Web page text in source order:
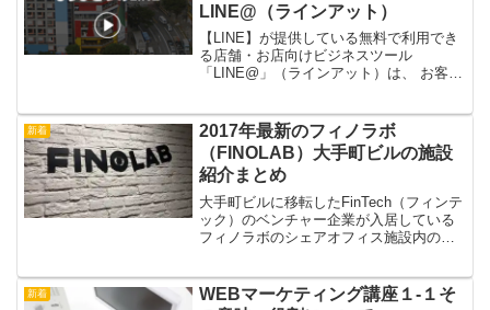
LINE@（ラインアット）
【LINE】が提供している無料で利用でき
る店舗・お店向けビジネスツール
「LINE@」（ラインアット）は、 お客様
アパレル・美容などの 実店舗・通販サイ
トを対象にサービス...
新着
2017年最新のフィノラボ
（FINOLAB）大手町ビルの施設
紹介まとめ
大手町ビルに移転したFinTech（フィンテ
ック）のベンチャー企業が入居している
フィノラボのシェアオフィス施設内の写
紹介します。
新着
WEBマーケティング講座１-１そ